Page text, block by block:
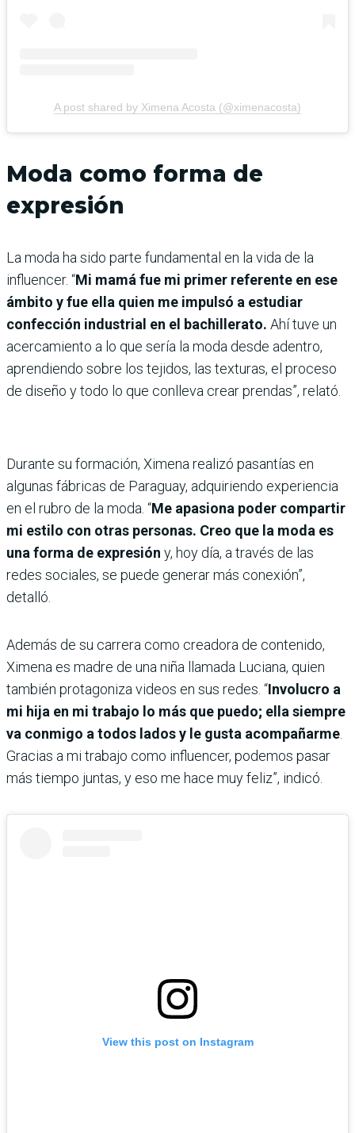
A post shared by Ximena Acosta (@ximenacosta)
Moda como forma de
expresión
La moda ha sido parte fundamental en la vida de la
influencer. “Mi mamá fue mi primer referente en ese
ámbito y fue ella quien me impulsó a estudiar
confección industrial en el bachillerato. Ahí tuve un
acercamiento a lo que sería la moda desde adentro,
aprendiendo sobre los tejidos, las texturas, el proceso
de diseño y todo lo que conlleva crear prendas”, relató.
Durante su formación, Ximena realizó pasantías en
algunas fábricas de Paraguay, adquiriendo experiencia
en el rubro de la moda. “Me apasiona poder compartir
mi estilo con otras personas. Creo que la moda es
una forma de expresión y, hoy día, a través de las
redes sociales, se puede generar más conexión”,
detalló.
Además de su carrera como creadora de contenido,
Ximena es madre de una niña llamada Luciana, quien
también protagoniza videos en sus redes. “Involucro a
mi hija en mi trabajo lo más que puedo; ella siempre
va conmigo a todos lados y le gusta acompañarme.
Gracias a mi trabajo como influencer, podemos pasar
más tiempo juntas, y eso me hace muy feliz”, indicó.
View this post on Instagram